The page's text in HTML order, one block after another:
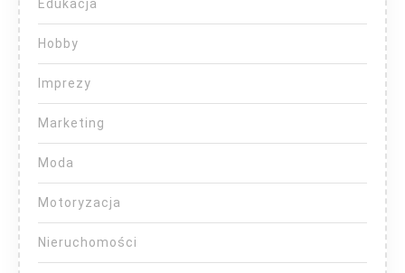
Edukacja
Hobby
Imprezy
Marketing
Moda
Motoryzacja
Nieruchomości